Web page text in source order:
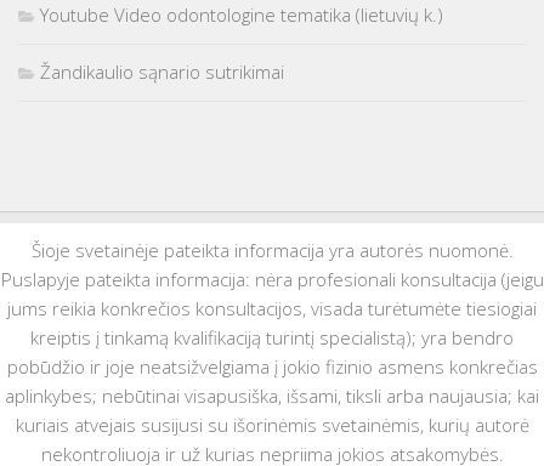
Youtube Video odontologine tematika (lietuvių k.)
Žandikaulio sąnario sutrikimai
Šioje svetainėje pateikta informacija yra autorės nuomonė.
Puslapyje pateikta informacija: nėra profesionali konsultacija (jeigu
jums reikia konkrečios konsultacijos, visada turėtumėte tiesiogiai
kreiptis į tinkamą kvalifikaciją turintį specialistą); yra bendro
pobūdžio ir joje neatsižvelgiama į jokio fizinio asmens konkrečias
aplinkybes; nebūtinai visapusiška, išsami, tiksli arba naujausia; kai
kuriais atvejais susijusi su išorinėmis svetainėmis, kurių autorė
nekontroliuoja ir už kurias nepriima jokios atsakomybės.